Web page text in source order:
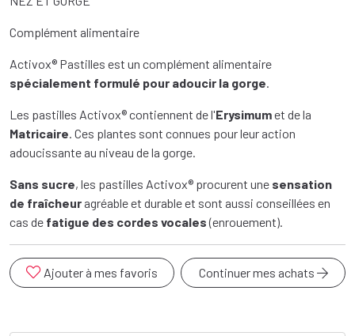
Complément alimentaire
Activox® Pastilles est un complément alimentaire
spécialement formulé pour adoucir la gorge.
Les pastilles Activox® contiennent de l'Erysimumet de la
Matricaire. Ces plantes sont connues pour leur action
adoucissante au niveau de la gorge.
Sans sucre, les pastilles Activox® procurent une sensation
de fraîcheur agréable et durable et sont aussi conseillées en
cas de fatigue des cordes vocales(enrouement).
Ajouter à mes favoris Continuer mes achats